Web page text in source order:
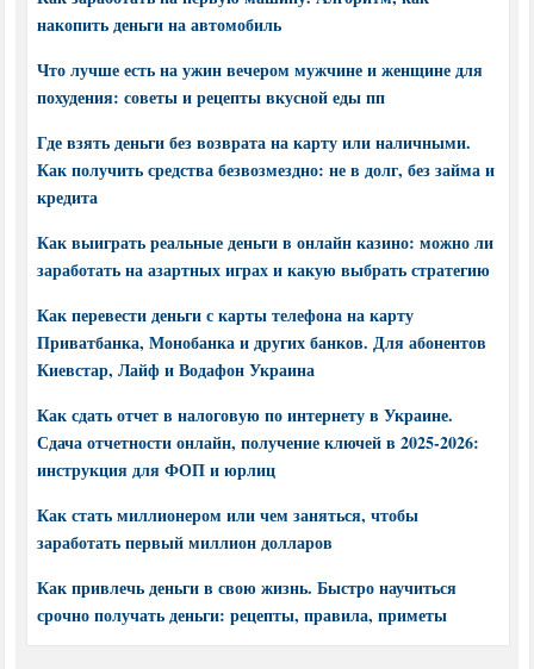
накопить деньги на автомобиль
Что лучше есть на ужин вечером мужчине и женщине для
похудения: советы и рецепты вкусной еды пп
Где взять деньги без возврата на карту или наличными.
Как получить средства безвозмездно: не в долг, без займа и
кредита
Как выиграть реальные деньги в онлайн казино: можно ли
заработать на азартных играх и какую выбрать стратегию
Как перевести деньги с карты телефона на карту
Приватбанка, Монобанка и других банков. Для абонентов
Киевстар, Лайф и Водафон Украина
Как сдать отчет в налоговую по интернету в Украине.
Сдача отчетности онлайн, получение ключей в 2025-2026:
инструкция для ФОП и юрлиц
Как стать миллионером или чем заняться, чтобы
заработать первый миллион долларов
Как привлечь деньги в свою жизнь. Быстро научиться
срочно получать деньги: рецепты, правила, приметы